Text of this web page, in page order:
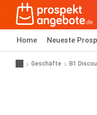
Home Neueste
Geschäfte B1